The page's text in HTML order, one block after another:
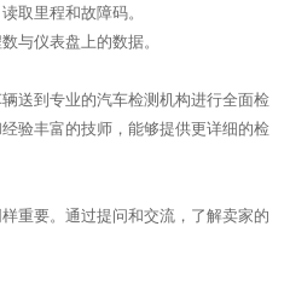
取里程和故障码。
与仪表盘上的数据。
送到专业的汽车检测机构进行全面检
验丰富的技师，能够提供更详细的检
重要。通过提问和交流，了解卖家的